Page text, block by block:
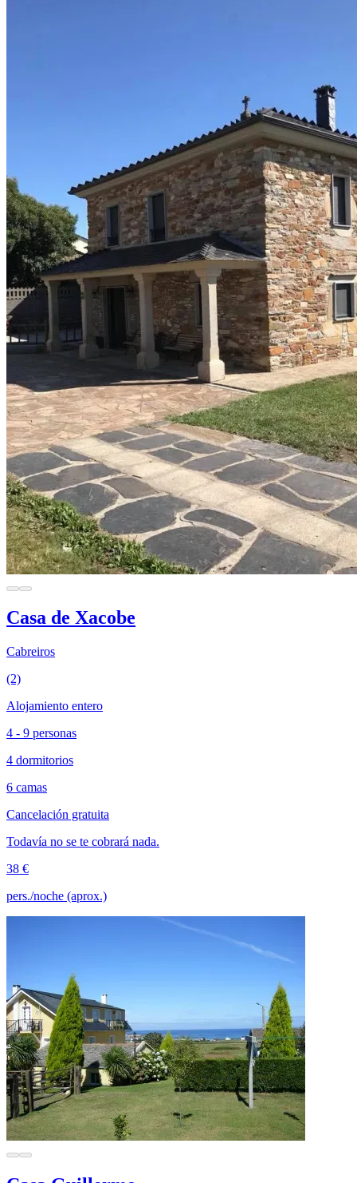
Casa de Xacobe
Cabreiros
(2)
Alojamiento entero
4 - 9 personas
4 dormitorios
6 camas
Cancelación gratuita
Todavía no se te cobrará nada.
38 €
pers./noche (aprox.)